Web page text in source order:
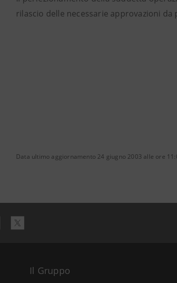
rilascio delle necessarie approvazioni
Data ultimo aggiornamento 24 giugno 2003 alle ore
Il Gruppo